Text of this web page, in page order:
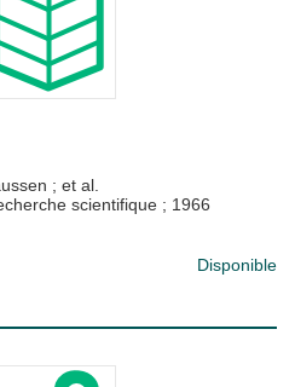
; et al.
scientifique ; 1966
Disponible